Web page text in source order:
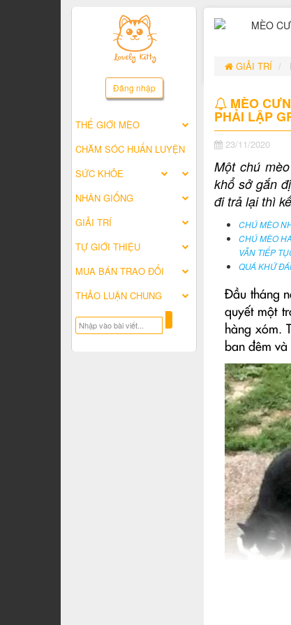
Đăng nhập
THẾ GIỚI MÈO
CHĂM SÓC HUẤN LUYỆN
SỨC KHỎE
NHÂN GIỐNG
GIẢI TRÍ
TỰ GIỚI THIỆU
MUA BÁN TRAO ĐỔI
THẢO LUẬN CHUNG
GIẢI TRÍ
MÈO
PHẢI LẬP
23/11/2020
Một chú
khổ sở gắn
đi trả lại thì
CHÚ MÈO
CHÚ MÈO
VẪN TIẾP
QUÁ KHỨ
Đầu tháng
quyết một
hàng xóm.
ban đêm